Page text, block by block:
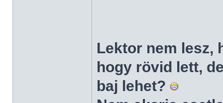
Lektor nem lesz,
hogy rövid lett,
baj lehet?